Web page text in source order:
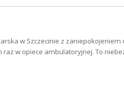
w Szczecinie z
raz w opiece ambulatoryjnej. To